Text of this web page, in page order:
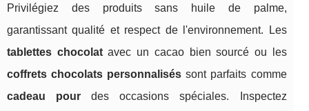
Privilégiez des produits sans huile de palme,
garantissant qualité et respect de l'environnement. Les
tablettes chocolatavec un cacao bien sourcé ou les
coffrets chocolats personnalisés sont parfaits comme
cadeau pour des occasions spéciales. Inspectez